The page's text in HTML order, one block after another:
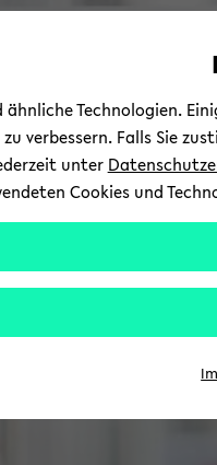
ähnliche Technologien.
verbessern. Falls Sie
unter
Cookies und